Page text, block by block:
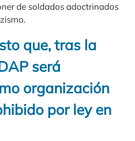
de soldados adoctrinados
que, tras la
será
organización
por ley en